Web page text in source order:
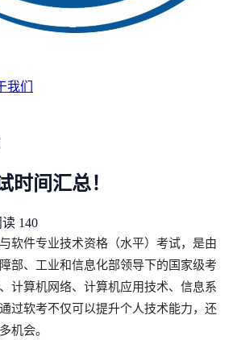
我们
时间汇总！
读 140
软件专业技术资格（水平）考试，是由
部、工业和信息化部领导下的国家级考
计算机网络、计算机应用技术、信息系
过软考不仅可以提升个人技术能力，还
机会。